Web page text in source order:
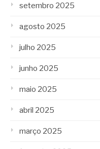
setembro 2025
agosto 2025
julho 2025
junho 2025
maio 2025
abril 2025
março 2025